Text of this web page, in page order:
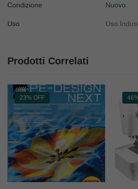
Condizione Nuovo
Uso Uso
Prodotti Correlati
23% OFF